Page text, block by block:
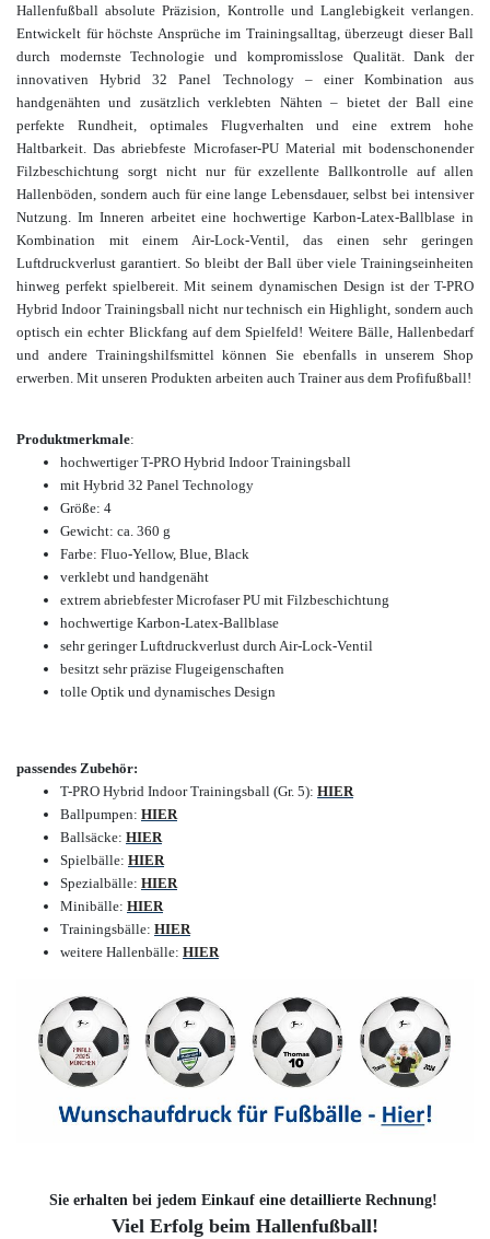
Hallenfußball absolute Präzision, Kontrolle und Langlebigkeit verlangen.
Entwickelt für höchste Ansprüche im Trainingsalltag, überzeugt dieser Ball
durch modernste Technologie und kompromisslose Qualität. Dank der
innovativen Hybrid 32 Panel Technology – einer Kombination aus
handgenähten und zusätzlich verklebten Nähten – bietet der Ball eine
perfekte Rundheit, optimales Flugverhalten und eine extrem hohe
Haltbarkeit. Das abriebfeste Microfaser-PU Material mit bodenschonender
Filzbeschichtung sorgt nicht nur für exzellente Ballkontrolle auf allen
Hallenböden, sondern auch für eine lange Lebensdauer, selbst bei intensiver
Nutzung. Im Inneren arbeitet eine hochwertige Karbon-Latex-Ballblase in
Kombination mit einem Air-Lock-Ventil, das einen sehr geringen
Luftdruckverlust garantiert. So bleibt der Ball über viele Trainingseinheiten
hinweg perfekt spielbereit. Mit seinem dynamischen Design ist der T-PRO
Hybrid Indoor Trainingsball nicht nur technisch ein Highlight, sondern auch
optisch ein echter Blickfang auf dem Spielfeld! Weitere Bälle, Hallenbedarf
und andere Trainingshilfsmittel können Sie ebenfalls in unserem Shop
erwerben. Mit unseren Produkten arbeiten auch Trainer aus dem Profifußball!
Produktmerkmale:
hochwertiger T-PRO Hybrid Indoor Trainingsball
mit Hybrid 32 Panel Technology
Größe: 4
Gewicht: ca. 360 g
Farbe: Fluo-Yellow, Blue, Black
verklebt und handgenäht
extrem abriebfester Microfaser PU mit Filzbeschichtung
hochwertige Karbon-Latex-Ballblase
sehr geringer Luftdruckverlust durch Air-Lock-Ventil
besitzt sehr präzise Flugeigenschaften
tolle Optik und dynamisches Design
passendes Zubehör:
T-PRO Hybrid Indoor Trainingsball (Gr. 5): HIER
Ballpumpen: HIER
Ballsäcke: HIER
Spielbälle: HIER
Spezialbälle: HIER
Minibälle: HIER
Trainingsbälle: HIER
weitere Hallenbälle: HIER
Sie erhalten bei jedem Einkauf eine detaillierte Rechnung!
Viel Erfolg beim Hallenfußball!